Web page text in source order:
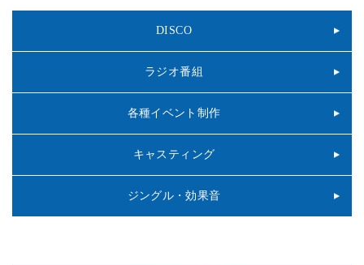
DISCO
ラジオ番組
各種イベント制作
キャスティング
ジングル・効果音